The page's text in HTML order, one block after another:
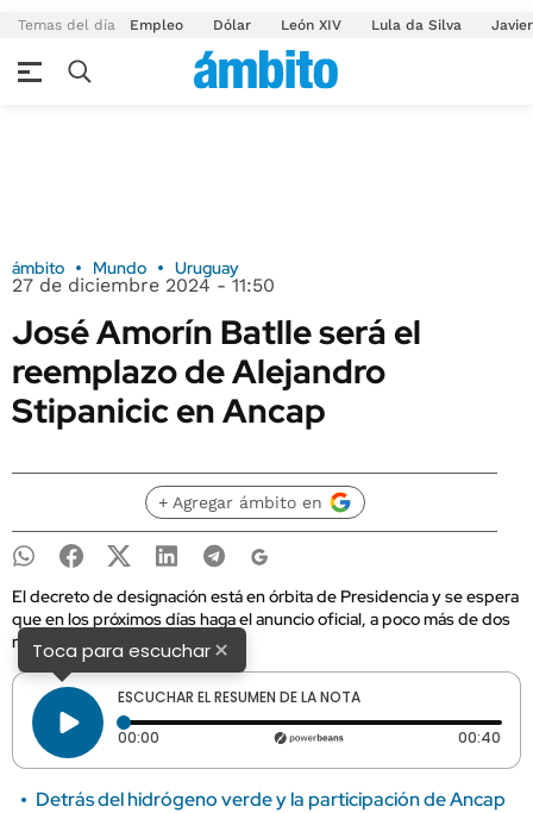
Temas del día Empleo Dólar León XIV Lula da Silva
ámbito Mundo Uruguay
27 de diciembre 2024 - 11:50
José Amorín Batlle será el
reemplazo de Alejandro
Stipanicic en Ancap
+ Agregar ámbito en
El decreto de designación está en órbita de Presidencia y se espera
que en los próximos días haga el anuncio oficial, a poco más de dos
meses del cambio de gobierno.
Toca para escuchar×
ESCUCHAR EL RESUMEN DE LA NOTA
00:00 Tiempo transcurrido: 0 segundos 00:40
Detrás del hidrógeno verde y la participación de Ancap